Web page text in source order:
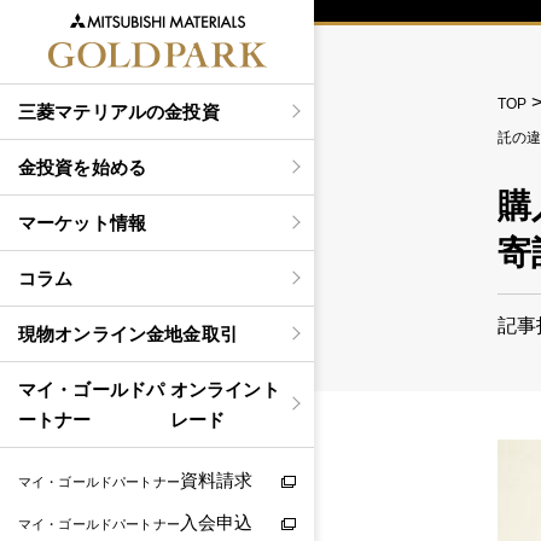
三菱マテリアルの金投資
金投資を始める
マーケット情報
コラム
現物オンライン金地金取引
マイ・ゴールドパ
ートナー
オンライント
レード
マイ・ゴールドパートナー資料請求
マイ・ゴールドパートナー 入会申込
TOP
託の
購
寄
記事